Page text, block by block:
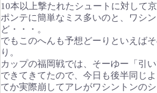
10本以上撃たれたシュートに対して
ポンテに簡単なミス多いのと、ワシ
ど・・・。
でもこのへんも予想どーりといえば
り。
カップの福岡戦では、そーゆー「引
できてきてたので、今日も後半同じ
てか実際崩してアレがワシントンの